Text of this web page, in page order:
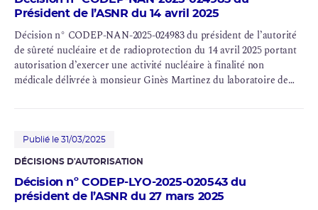
Président de l’ASNR du 14 avril 2025
Décision n° CODEP-NAN-2025-024983 du président de l’autorité
de sûreté nucléaire et de radioprotection du 14 avril 2025 portant
autorisation d’exercer une activité nucléaire à finalité non
médicale délivrée à monsieur Ginès Martinez du laboratoire de
Publié le 31/03/2025
DÉCISIONS D'AUTORISATION
Décision nº CODEP-LYO-2025-020543 du
président de l’ASNR du 27 mars 2025